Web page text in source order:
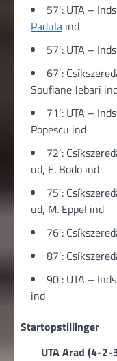
57′: UTA –
Padula ind
57′: UTA –
67′:
Soufiane Jebari
71′: UTA –
Popescu ind
72′:
ud, E. Bodo ind
75′:
ud, M. Eppel ind
76′:
87′:
90′: UTA –
ind
Startopstillinger
UTA Arad (4-